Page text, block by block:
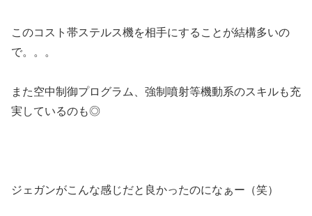
このコスト帯ステルス機を相手にすることが結構多いの
で。。。
また空中制御プログラム、強制噴射等機動系のスキルも充
実しているのも◎
ジェガンがこんな感じだと良かったのになぁー（笑）